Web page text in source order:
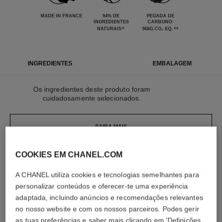
MADE IN FRANCE
94% DE
INGREDIENTES
NATURAIS*
PEGADA DE
CARBONO:
966G.CO₂ EQ. **
INGREDIENTES EMBALAGEM
Os ingredientes deste produto foram
cuidadosamente selecionados.
SAIBA MAIS
foram cuidadosamente concebidos.
SAIBA MAIS
COOKIES EM CHANEL.COM
A CHANEL utiliza cookies e tecnologias semelhantes para
personalizar conteúdos e oferecer-te uma experiência
adaptada, incluindo anúncios e recomendações relevantes
no nosso website e com os nossos parceiros. Podes gerir
as tuas preferências e saber mais clicando em 'Definições